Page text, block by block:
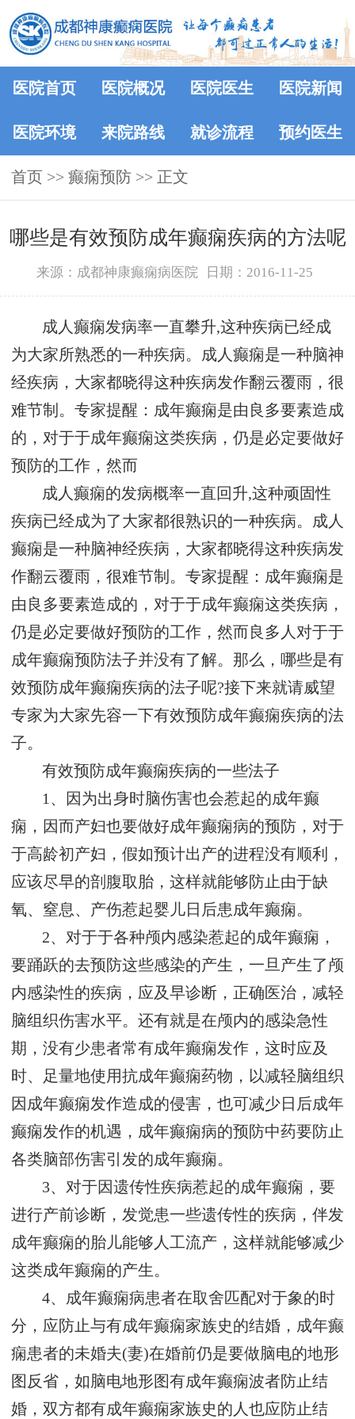
医院首页 医院概况 医院医生 医院新闻
医院环境 来院路线 就诊流程 预约医生
首页 >> 癫痫预防 >> 正文
哪些是有效预防成年癫痫疾病的方法呢
来源：成都神康癫痫病医院 日期：2016-11-25
成人癫痫发病率一直攀升,这种疾病已经成
为大家所熟悉的一种疾病。成人癫痫是一种脑神
经疾病，大家都晓得这种疾病发作翻云覆雨，很
难节制。专家提醒：成年癫痫是由良多要素造成
的，对于于成年癫痫这类疾病，仍是必定要做好
预防的工作，然而
成人癫痫的发病概率一直回升,这种顽固性
疾病已经成为了大家都很熟识的一种疾病。成人
癫痫是一种脑神经疾病，大家都晓得这种疾病发
作翻云覆雨，很难节制。专家提醒：成年癫痫是
由良多要素造成的，对于于成年癫痫这类疾病，
仍是必定要做好预防的工作，然而良多人对于于
成年癫痫预防法子并没有了解。那么，哪些是有
效预防成年癫痫疾病的法子呢?接下来就请威望
专家为大家先容一下有效预防成年癫痫疾病的法
子。
有效预防成年癫痫疾病的一些法子
1、因为出身时脑伤害也会惹起的成年癫
痫，因而产妇也要做好成年癫痫病的预防，对于
于高龄初产妇，假如预计出产的进程没有顺利，
应该尽早的剖腹取胎，这样就能够防止由于缺
氧、窒息、产伤惹起婴儿日后患成年癫痫。
2、对于于各种颅内感染惹起的成年癫痫，
要踊跃的去预防这些感染的产生，一旦产生了颅
内感染性的疾病，应及早诊断，正确医治，减轻
脑组织伤害水平。还有就是在颅内的感染急性
期，没有少患者常有成年癫痫发作，这时应及
时、足量地使用抗成年癫痫药物，以减轻脑组织
因成年癫痫发作造成的侵害，也可减少日后成年
癫痫发作的机遇，成年癫痫病的预防中药要防止
各类脑部伤害引发的成年癫痫。
3、对于因遗传性疾病惹起的成年癫痫，要
进行产前诊断，发觉患一些遗传性的疾病，伴发
成年癫痫的胎儿能够人工流产，这样就能够减少
这类成年癫痫的产生。
4、成年癫痫病患者在取舍匹配对于象的时
分，应防止与有成年癫痫家族史的结婚，成年癫
痫患者的未婚夫(妻)在婚前仍是要做脑电的地形
图反省，如脑电地形图有成年癫痫波者防止结
婚，双方都有成年癫痫家族史的人也应防止结